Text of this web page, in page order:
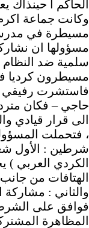
الحاكم آ حينذاك
وكانت جماعة
مسيطرة في
مسؤولها ان
سلمية ضد النظام
مسيطرون كرديا
فاستشرت رفيقي
حاجي – فكان
الى قرار قيادي
، فتحملت
شرطين : الأول
الكردي العربي
الهتافات من
والثاني : مشاركة
فوافق على
المظاهرة